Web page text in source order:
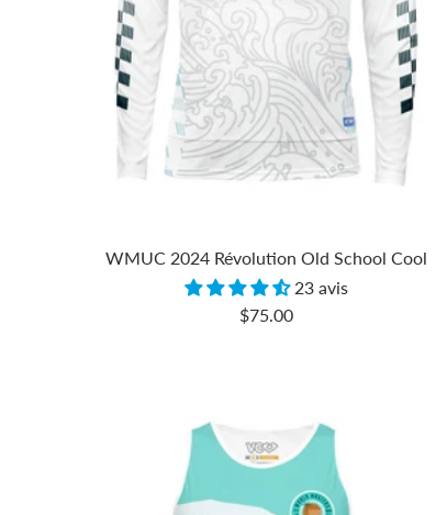
WMUC 2024 Révolution Old School Cool
23 avis
Prix
$75.00